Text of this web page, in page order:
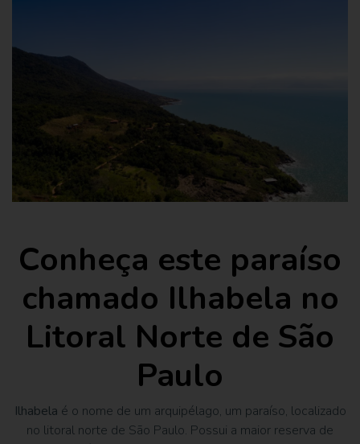
Conheça este paraíso
chamado Ilhabela no
Litoral Norte de São
Paulo
Ilhabela é o nome de um arquipélago, um paraíso, localizado
no litoral norte de São Paulo. Possui a maior reserva de